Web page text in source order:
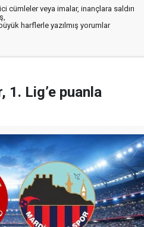
cümleler veya imalar, inançlara saldırı
harflerle yazılmış yorumlar
1. Lig’e puanla